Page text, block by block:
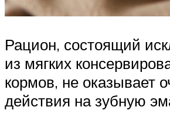
Рацион, состоящий
из мягких
кормов, не оказывает
действия на зубную